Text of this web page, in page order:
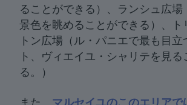
ることができる）、ランシュ広場
景色を眺めることができる）、ト
トン広場（ル・パニエで最も目立
ト、ヴィエイユ・シャリテを見る
る。）
また、 マルセイユのこのエリアで